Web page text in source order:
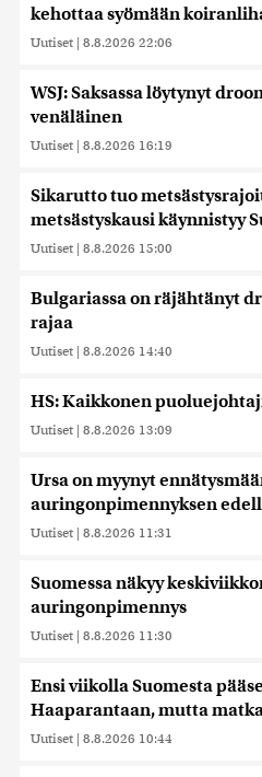
kehottaa syömään
Uutiset | 8.8.2026 22:06
WSJ: Saksassa löytynyt
venäläinen
Uutiset | 8.8.2026 16:19
Sikarutto tuo
metsästyskausi käynnistyy
Uutiset | 8.8.2026 15:00
Bulgariassa on räjähtänyt
rajaa
Uutiset | 8.8.2026 14:40
HS: Kaikkonen
Uutiset | 8.8.2026 13:09
Ursa on myynyt
auringonpimennyksen
Uutiset | 8.8.2026 11:31
Suomessa näkyy
auringonpimennys
Uutiset | 8.8.2026 11:30
Ensi viikolla Suomesta
Haaparantaan, mutta
Uutiset | 8.8.2026 10:44